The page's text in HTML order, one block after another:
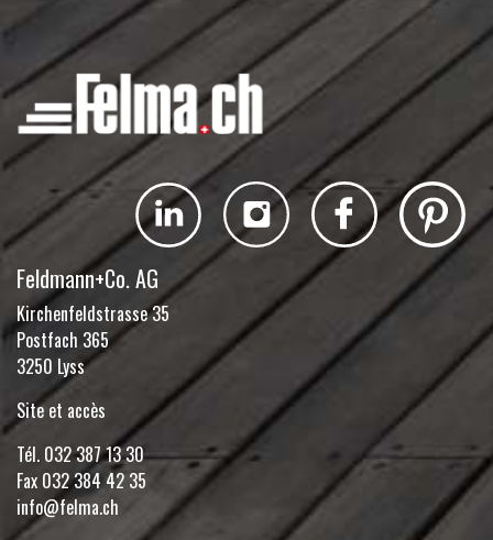
Feldmann+Co. AG
Kirchenfeldstrasse 35
Postfach 365
3250 Lyss
Site et accès
Tél. 032 387 13 30
Fax 032 384 42 35
info@felma.ch